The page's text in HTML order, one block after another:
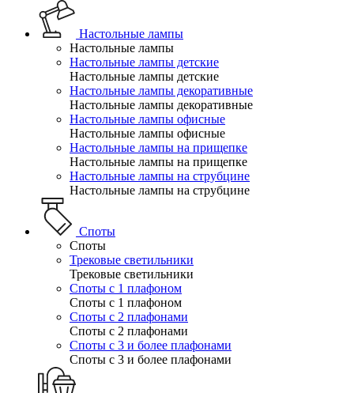
Настольные лампы
Настольные лампы
Настольные лампы детские
Настольные лампы детские
Настольные лампы декоративные
Настольные лампы декоративные
Настольные лампы офисные
Настольные лампы офисные
Настольные лампы на прищепке
Настольные лампы на прищепке
Настольные лампы на струбцине
Настольные лампы на струбцине
Споты
Споты
Трековые светильники
Трековые светильники
Споты с 1 плафоном
Споты с 1 плафоном
Споты с 2 плафонами
Споты с 2 плафонами
Споты с 3 и более плафонами
Споты с 3 и более плафонами